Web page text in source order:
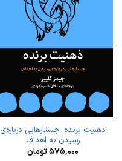
ذهنیت برنده؛ جستارهایی درباره‌ی
رسیدن به اهداف
۵۷۵,۰۰۰تومان